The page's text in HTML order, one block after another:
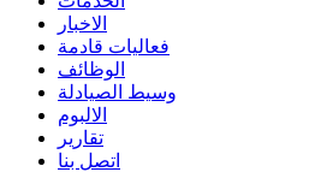
الاخبار
فعاليات قادمة
الوظائف
وسيط الصيادلة
الالبوم
تقارير
اتصل بنا